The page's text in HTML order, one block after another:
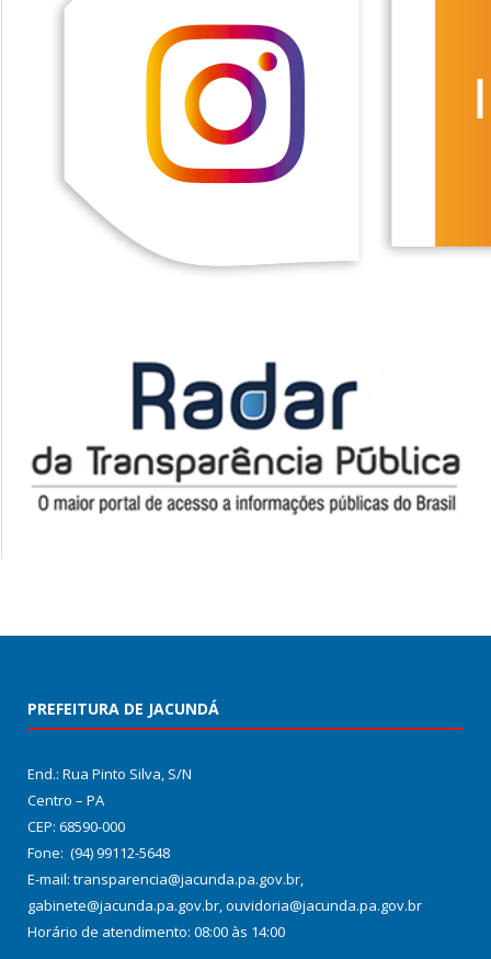
PREFEITURA DE JACUNDÁ
End.: Rua Pinto Silva, S/N
Centro – PA
CEP: 68590-000
Fone: (94) 99112-5648
E-mail: transparencia@jacunda.pa.gov.br,
gabinete@jacunda.pa.gov.br, ouvidoria@jacunda.pa.gov.br
Horário de atendimento: 08:00 às 14:00